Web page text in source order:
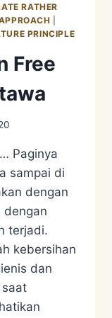
RATHER
PRINCIPLE
Free
Paginya
sampai di
dengan
dengan
terjadi.
kebersihan
dan
saat